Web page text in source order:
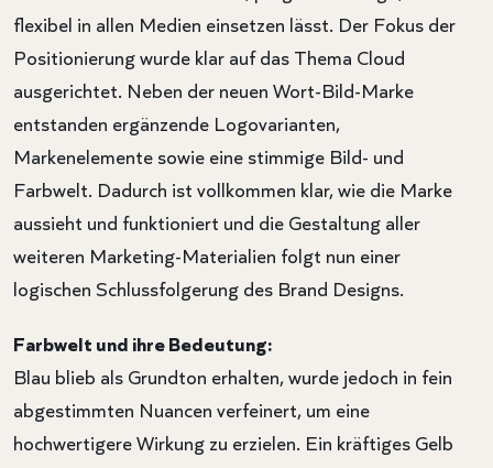
flexibel in allen Medien einsetzen lässt. Der Fokus der
Positionierung wurde klar auf das Thema Cloud
ausgerichtet. Neben der neuen Wort-Bild-Marke
entstanden ergänzende Logovarianten,
Markenelemente sowie eine stimmige Bild- und
Farbwelt. Dadurch ist vollkommen klar, wie die Marke
aussieht und funktioniert und die Gestaltung aller
weiteren Marketing-Materialien folgt nun einer
logischen Schlussfolgerung des Brand Designs.
Farbwelt und ihre Bedeutung:
Blau blieb als Grundton erhalten, wurde jedoch in fein
abgestimmten Nuancen verfeinert, um eine
hochwertigere Wirkung zu erzielen. Ein kräftiges Gelb